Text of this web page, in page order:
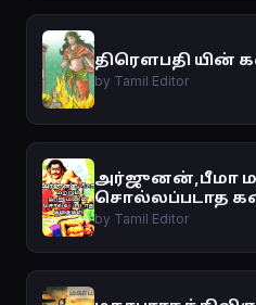
திரௌபதி யின்
by Tamil Editor
அர்ஜுனன்,பீமா
சொல்லப்படாத
by Tamil Editor